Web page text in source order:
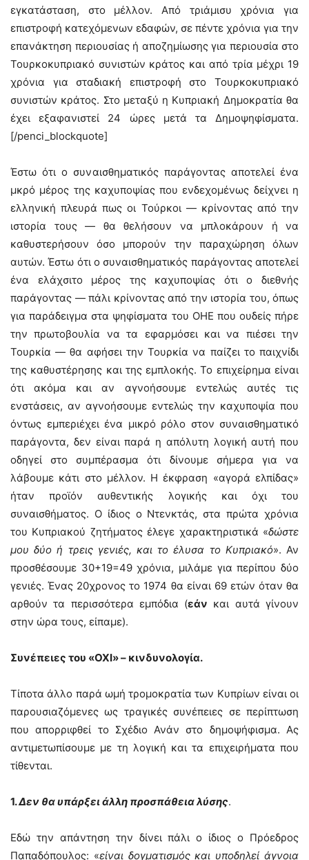
εγκατάσταση, στο μέλλον. Από τριάμισυ χρόνια για
επιστροφή κατεχόμενων εδαφών, σε πέντε χρόνια για την
επανάκτηση περιουσίας ή αποζημίωσης για περιουσία στο
Τουρκοκυπριακό συνιστών κράτος και από τρία μέχρι 19
χρόνια για σταδιακή επιστροφή στο Τουρκοκυπριακό
συνιστών κράτος. Στο μεταξύ η Κυπριακή Δημοκρατία θα
έχει εξαφανιστεί 24 ώρες μετά τα Δημοψηφίσματα.
[/penci_blockquote]
Έστω ότι ο συναισθηματικός παράγοντας αποτελεί ένα
μκρό μέρος της καχυποψίας που ενδεχομένως δείχνει η
ελληνική πλευρά πως οι Τούρκοι — κρίνοντας από την
ιστορία τους — θα θελήσουν να μπλοκάρουν ή να
καθυστερήσουν όσο μπορούν την παραχώρηση όλων
αυτών. Έστω ότι ο συναισθηματικός παράγοντας αποτελεί
ένα ελάχσιτο μέρος της καχυποψίας ότι ο διεθνής
παράγοντας — πάλι κρίνοντας από την ιστορία του, όπως
για παράδειγμα στα ψηφίσματα του ΟΗΕ που ουδείς πήρε
την πρωτοβουλία να τα εφαρμόσει και να πιέσει την
Τουρκία — θα αφήσει την Τουρκία να παίζει το παιχνίδι
της καθυστέρησης και της εμπλοκής. Το επιχείρημα είναι
ότι ακόμα και αν αγνοήσουμε εντελώς αυτές τις
ενστάσεις, αν αγνοήσουμε εντελώς την καχυποψία που
όντως εμπεριέχει ένα μικρό ρόλο στον συναισθηματικό
παράγοντα, δεν είναι παρά η απόλυτη λογική αυτή που
οδηγεί στο συμπέρασμα ότι δίνουμε σήμερα για να
λάβουμε κάτι στο μέλλον. Η έκφραση «αγορά ελπίδας»
ήταν προϊόν αυθεντικής λογικής και όχι του
συναισθήματος. Ο ίδιος ο Ντενκτάς, στα πρώτα χρόνια
του Κυπριακού ζητήματος έλεγε χαρακτηριστικά «δώστε
μου δύο ή τρεις γενιές, και το έλυσα το Κυπριακό». Αν
προσθέσουμε 30+19=49 χρόνια, μιλάμε για περίπου δύο
γενιές. Ένας 20χρονος το 1974 θα είναι 69 ετών όταν θα
αρθούν τα περισσότερα εμπόδια (εάν και αυτά γίνουν
στην ώρα τους, είπαμε).
Συνέπειες του «ΟΧΙ» – κινδυνολογία.
Τίποτα άλλο παρά ωμή τρομοκρατία των Κυπρίων είναι οι
παρουσιαζόμενες ως τραγικές συνέπειες σε περίπτωση
που απορριφθεί το Σχέδιο Ανάν στο δημοψήφισμα. Ας
αντιμετωπίσουμε με τη λογική και τα επιχειρήματα που
τίθενται.
1.Δεν θα υπάρξει άλλη προσπάθεια λύσης.
Εδώ την απάντηση την δίνει πάλι ο ίδιος ο Πρόεδρος
Παπαδόπουλος: «είναι δογματισμός και υποδηλεί άγνοια